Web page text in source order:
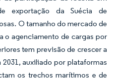
exportação da Suécia de
O tamanho do mercado de
o agenciamento de cargas por
tem previsão de crescer a
2031, auxiliado por plataformas
os trechos marítimos e de